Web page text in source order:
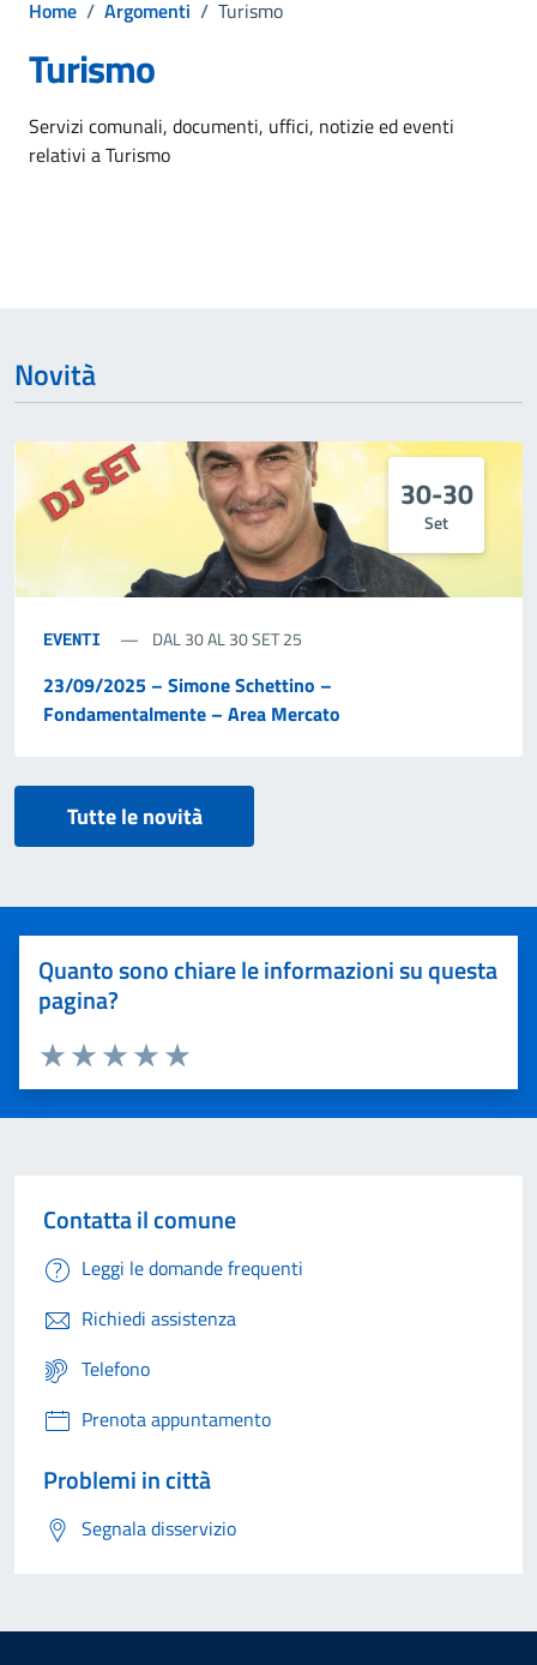
Home / Argomenti / Turismo
Turismo
Dettagli dell'argomento
Servizi comunali, documenti, uffici, notizie ed eventi
relativi a Turismo
Novità
30-30
Set
EVENTI DAL 30 AL 30 SET 25
23/09/2025 – Simone Schettino –
Fondamentalmente – Area Mercato
Tutte le novità
Quanto sono chiare le informazioni su questa
pagina?
Valuta 5 stelle su 5
Valuta 4 stelle su 5
Valuta 3 stelle su 5
Valuta 2 stelle su 5
Valuta 1 stelle su 5
Contatta il comune
Leggi le domande frequenti
Richiedi assistenza
Telefono
Prenota appuntamento
Problemi in città
Segnala disservizio